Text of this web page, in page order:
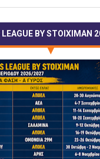
LEAGUE BY STOIXIMAN